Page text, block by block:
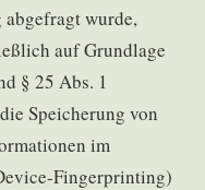
wurde,
auf Grundlage
§ 25 Abs. 1
Speicherung von
im
Fingerprinting)